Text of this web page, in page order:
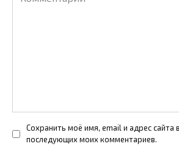
Сохранить моё имя, email и адрес сайта
последующих моих комментариев.